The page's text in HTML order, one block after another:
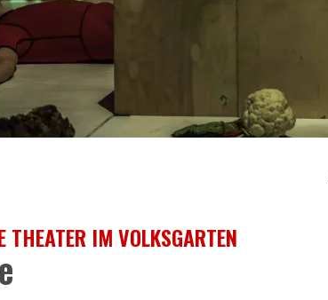
THEATER IM VOLKSGARTEN